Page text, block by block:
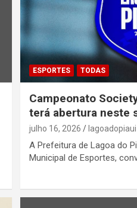
ESPORTES TODAS
Campeonato
terá abertura neste
julho 16, 2026 lagoadopiaui
A Prefeitura de Lagoa do
Municipal de Esportes,